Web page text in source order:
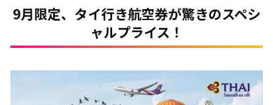
9月限定、タイ行き航空券が驚きのスペシ
ャルプライス！